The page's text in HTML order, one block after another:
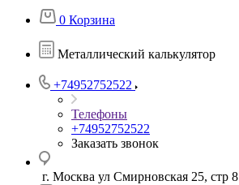
0 Корзина
Металлический калькулятор
+74952752522
Телефоны
+74952752522
Заказать звонок
г. Москва ул Смирновская 25, стр 8